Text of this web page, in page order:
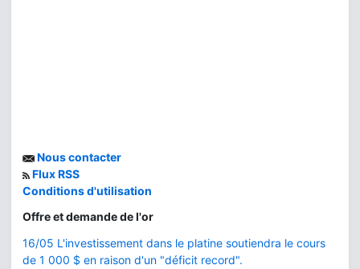
Nous contacter
Flux RSS
Conditions d'utilisation
Offre et demande de l'or
16/05 L'investissement dans le platine soutiendra le cours
de 1 000 $ en raison d'un "déficit record".